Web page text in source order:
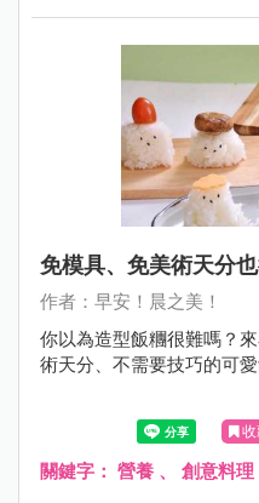
免模具、免美術天分
作者：早安！晨之美！
你以為造型飯糰很難嗎？
術天分、不需要技巧的可愛
關鍵字： 營養 、 創意料理